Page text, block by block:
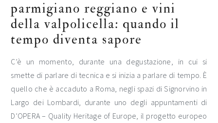
parmigiano reggiano e vini
della valpolicella: quando il
tempo diventa sapore
C’è un momento, durante una degustazione, in cui si
smette di parlare di tecnica e si inizia a parlare di tempo. È
quello che è accaduto a Roma, negli spazi di Signorvino in
Largo dei Lombardi, durante uno degli appuntamenti di
D’OPERA – Quality Heritage of Europe, il progetto europeo